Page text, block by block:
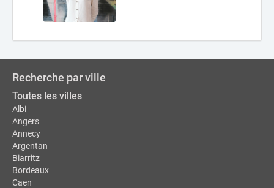
Recherche par ville
Toutes les villes
Albi
Angers
Annecy
Argentan
Biarritz
Bordeaux
Caen